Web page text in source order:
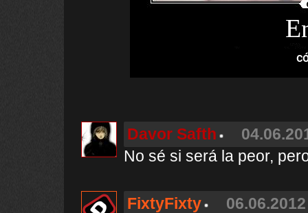
Davor Safth
No sé si será la peor,
FixtyFixty